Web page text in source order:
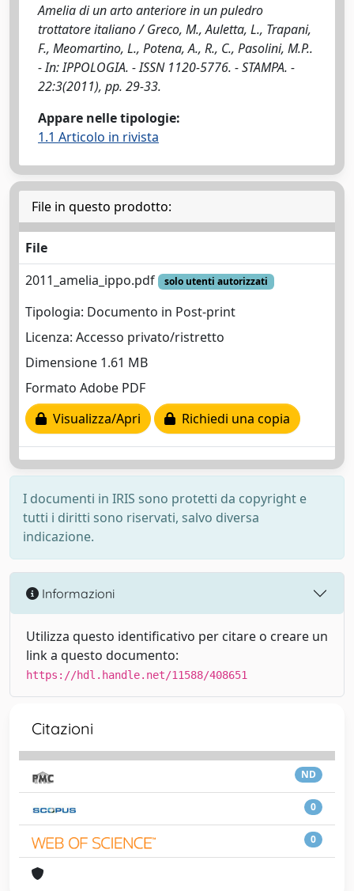
Amelia di un arto anteriore in un puledro
trottatore italiano / Greco, M., Auletta, L., Trapani,
F., Meomartino, L., Potena, A., R., C., Pasolini, M.P..
- In: IPPOLOGIA. - ISSN 1120-5776. - STAMPA. -
22:3(2011), pp. 29-33.
Appare nelle tipologie:
1.1 Articolo in rivista
File in questo prodotto:
File
2011_amelia_ippo.pdf
solo utenti autorizzati
Tipologia: Documento in Post-print
Licenza: Accesso privato/ristretto
Dimensione 1.61 MB
Formato Adobe PDF
Visualizza/Apri
Richiedi una copia
I documenti in IRIS sono protetti da copyright e
tutti i diritti sono riservati, salvo diversa
indicazione.
Informazioni
Utilizza questo identificativo per citare o creare un
link a questo documento:
https://hdl.handle.net/11588/408651
Citazioni
ND
0
0